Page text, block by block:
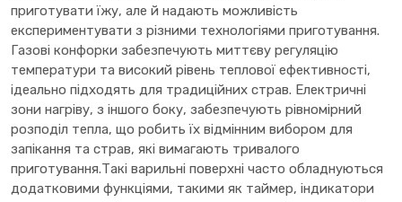
приготувати їжу, але й надають можливість
експериментувати з різними технологіями приготування.
Газові конфорки забезпечують миттєву регуляцію
температури та високий рівень теплової ефективності,
ідеально підходять для традиційних страв. Електричні
зони нагріву, з іншого боку, забезпечують рівномірний
розподіл тепла, що робить їх відмінним вибором для
запікання та страв, які вимагають тривалого
приготування.Такі варильні поверхні часто обладнуються
додатковими функціями, такими як таймер, індикатори